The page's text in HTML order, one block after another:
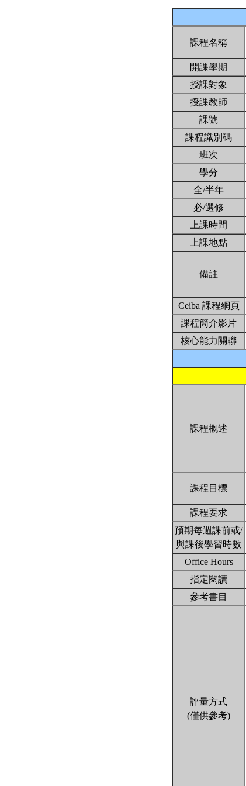
課程名稱
開課學期
授課對象
授課教師
課號
課程識別碼
班次
學分
全/半年
必/選修
上課時間
上課地點
備註
Ceiba 課程網頁
課程簡介影片
核心能力關聯
課程概述
課程目標
課程要求
預期每週課前或/
與課後學習時數
Office Hours
指定閱讀
參考書目
評量方式
(僅供參考)